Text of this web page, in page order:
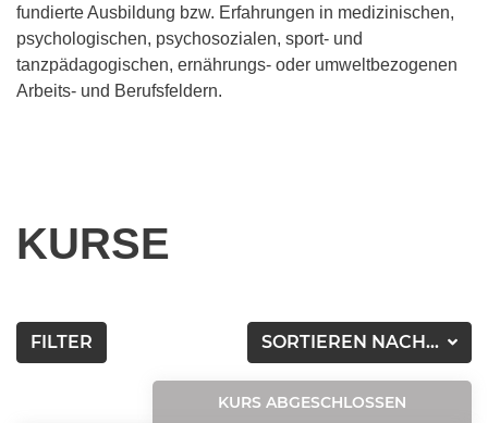
fundierte Ausbildung bzw. Erfahrungen in medizinischen,
psychologischen, psychosozialen, sport- und
tanzpädagogischen, ernährungs- oder umweltbezogenen
Arbeits- und Berufsfeldern.
KURSE
SORTIEREN NACH...
FILTER
KURS ABGESCHLOSSEN